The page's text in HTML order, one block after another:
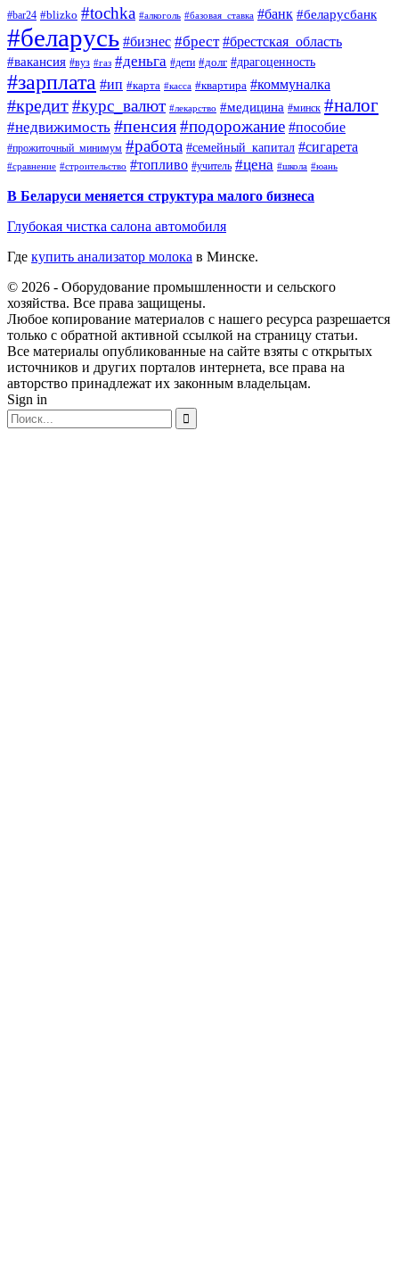
#bar24 #blizko #tochka #алкоголь #базовая_ставка #банк #беларусбанк
#беларусь #бизнес #брест #брестская_область
#вакансия #вуз #газ #деньга #дети #долг #драгоценность
#зарплата #ип #карта #касса #квартира #коммуналка
#кредит#курс_валют #лекарство #медицина #минск #налог
#недвижимость #пенсия#подорожание #пособие
#прожиточный_минимум #работа #семейный_капитал #сигарета
#сравнение #строительство #топливо #учитель #цена #школа #юань
В Беларуси меняется структура малого бизнеса
Глубокая чистка салона автомобиля
Где купить анализатор молока в Минске.
© 2026 - Оборудование промышленности и сельского
хозяйства. Все права защищены.
Любое копирование материалов с нашего ресурса разрешается
только с обратной активной ссылкой на страницу статьи.
Все материалы опубликованные на сайте взяты с открытых
источников и других порталов интернета, все права на
авторство принадлежат их законным владельцам.
Sign in